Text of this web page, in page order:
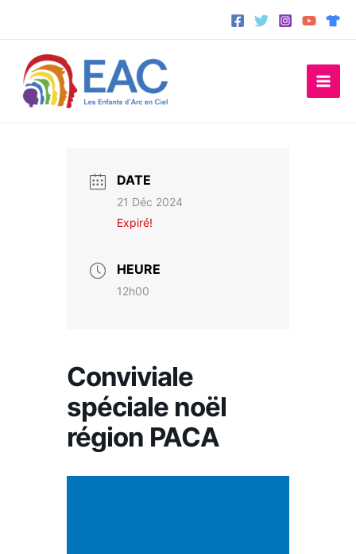
contenu
DATE
21 Déc 2024
Expiré!
HEURE
12h00
Conviviale
spéciale noël
région PACA